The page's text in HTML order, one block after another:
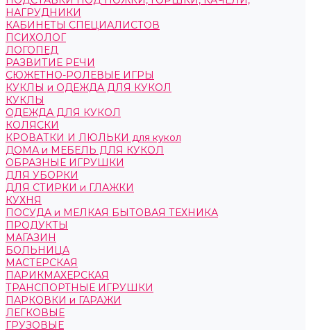
НАГРУДНИКИ
КАБИНЕТЫ СПЕЦИАЛИСТОВ
ПСИХОЛОГ
ЛОГОПЕД
РАЗВИТИЕ РЕЧИ
СЮЖЕТНО-РОЛЕВЫЕ ИГРЫ
КУКЛЫ и ОДЕЖДА ДЛЯ КУКОЛ
КУКЛЫ
ОДЕЖДА ДЛЯ КУКОЛ
КОЛЯСКИ
КРОВАТКИ И ЛЮЛЬКИ для кукол
ДОМА и МЕБЕЛЬ ДЛЯ КУКОЛ
ОБРАЗНЫЕ ИГРУШКИ
ДЛЯ УБОРКИ
ДЛЯ СТИРКИ и ГЛАЖКИ
КУХНЯ
ПОСУДА и МЕЛКАЯ БЫТОВАЯ ТЕХНИКА
ПРОДУКТЫ
МАГАЗИН
БОЛЬНИЦА
МАСТЕРСКАЯ
ПАРИКМАХЕРСКАЯ
ТРАНСПОРТНЫЕ ИГРУШКИ
ПАРКОВКИ и ГАРАЖИ
ЛЕГКОВЫЕ
ГРУЗОВЫЕ